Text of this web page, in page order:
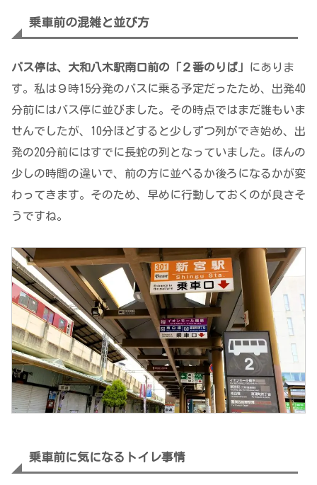
乗車前の混雑と並び方
バス停は、大和八木駅南口前の「２番のりば」
にありま
す。私は９時15分発のバスに乗る予定だったため、出発40
分前にはバス停に並びました。その時点ではまだ誰もいま
せんでしたが、10分ほどすると少しずつ列ができ始め、出
発の20分前にはすでに長蛇の列となっていました。ほんの
少しの時間の違いで、前の方に並べるか後ろになるかが変
わってきます。そのため、早めに行動しておくのが良さそ
うですね。
乗車前に気になるトイレ事情